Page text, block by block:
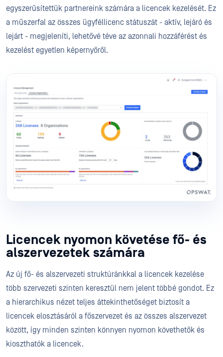
egyszerűsítettük partnereink számára a licencek kezelését. Ez
a műszerfal az összes ügyféllicenc státuszát - aktív, lejáró és
lejárt - megjeleníti, lehetővé téve az azonnali hozzáférést és
kezelést egyetlen képernyőről.
Licencek nyomon követése fő- és
alszervezetek számára
Az új fő- és alszervezeti struktúránkkal a licencek kezelése
több szervezeti szinten keresztül nem jelent többé gondot. Ez
a hierarchikus nézet teljes áttekinthetőséget biztosít a
licencek elosztásáról a főszervezet és az összes alszervezet
között, így minden szinten könnyen nyomon követhetők és
kioszthatók a licencek.